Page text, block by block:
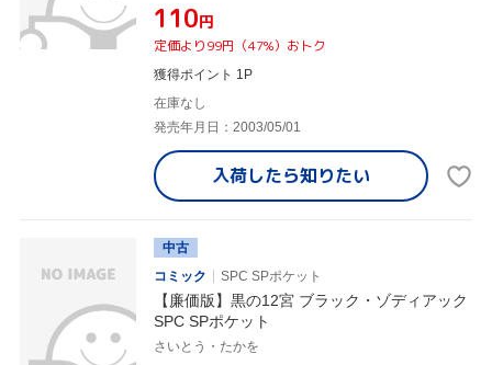
¥110円
定価より99円（47%）おトク
獲得ポイント 1P
在庫なし
発売年月日：2003/05/01
入荷したら知りたい
中古
コミック
SPC SPポケット
【廉価版】黒の12宮 ブラック・ゾディアック
SPC SPポケット
さいとう・たかを